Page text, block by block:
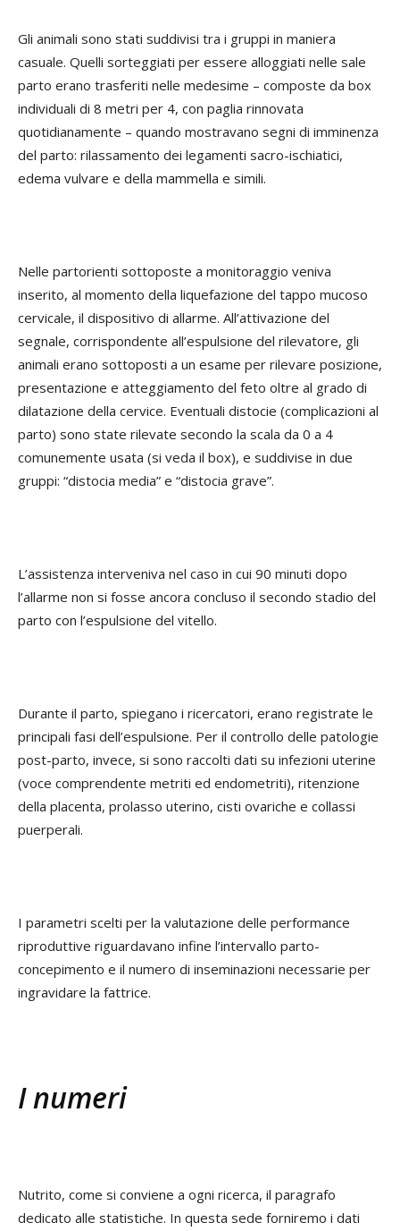
Gli animali sono stati suddivisi tra i gruppi in maniera
casuale. Quelli sorteggiati per essere alloggiati nelle sale
parto erano trasferiti nelle medesime – composte da box
individuali di 8 metri per 4, con paglia rinnovata
quotidianamente – quando mostravano segni di imminenza
del parto: rilassamento dei legamenti sacro-ischiatici,
edema vulvare e della mammella e simili.
Nelle partorienti sottoposte a monitoraggio veniva
inserito, al momento della liquefazione del tappo mucoso
cervicale, il dispositivo di allarme. All’attivazione del
segnale, corrispondente all’espulsione del rilevatore, gli
animali erano sottoposti a un esame per rilevare posizione,
presentazione e atteggiamento del feto oltre al grado di
dilatazione della cervice. Eventuali distocie (complicazioni al
parto) sono state rilevate secondo la scala da 0 a 4
comunemente usata (si veda il box), e suddivise in due
gruppi: “distocia media” e “distocia grave”.
L’assistenza interveniva nel caso in cui 90 minuti dopo
l’allarme non si fosse ancora concluso il secondo stadio del
parto con l’espulsione del vitello.
Durante il parto, spiegano i ricercatori, erano registrate le
principali fasi dell’espulsione. Per il controllo delle patologie
post-parto, invece, si sono raccolti dati su infezioni uterine
(voce comprendente metriti ed endometriti), ritenzione
della placenta, prolasso uterino, cisti ovariche e collassi
puerperali.
I parametri scelti per la valutazione delle performance
riproduttive riguardavano infine l’intervallo parto-
concepimento e il numero di inseminazioni necessarie per
ingravidare la fattrice.
I numeri
Nutrito, come si conviene a ogni ricerca, il paragrafo
dedicato alle statistiche. In questa sede forniremo i dati